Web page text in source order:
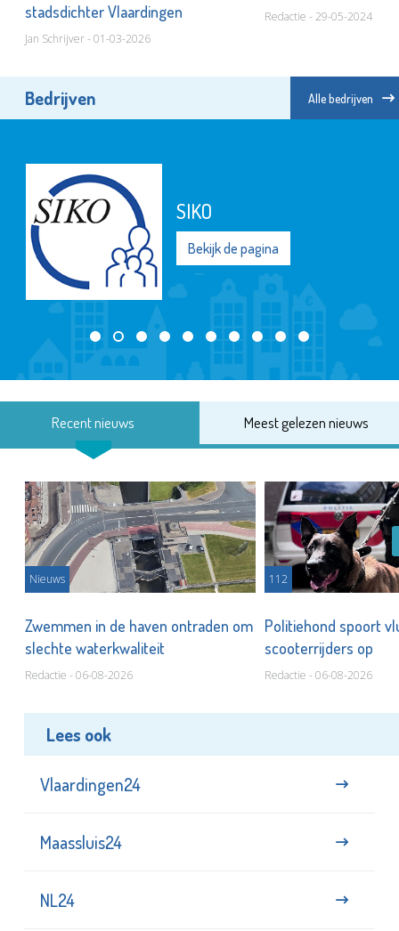
stadsdichter Vlaardingen
Jan Schrijver - 01-03-2026
Redactie - 29-05-2024
Bedrijven Alle bedrijven
SIKO
Bekijk de pagina
Recent nieuws Meest gelezen nieuws
Nieuws
Zwemmen in de haven ontraden om
slechte waterkwaliteit
Redactie - 06-08-2026
112
Politiehond spoort
scooterrijders op
Redactie - 06-08-2026
Lees ook
Vlaardingen24
Maassluis24
NL24